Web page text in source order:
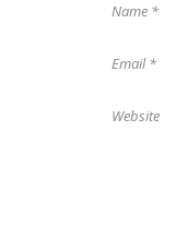
Name *
Email*
Website